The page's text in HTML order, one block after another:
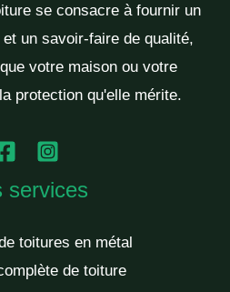
se consacre à fournir un
un savoir-faire de qualité,
votre maison ou votre
protection qu'elle mérite.
services
toitures en métal
de toiture